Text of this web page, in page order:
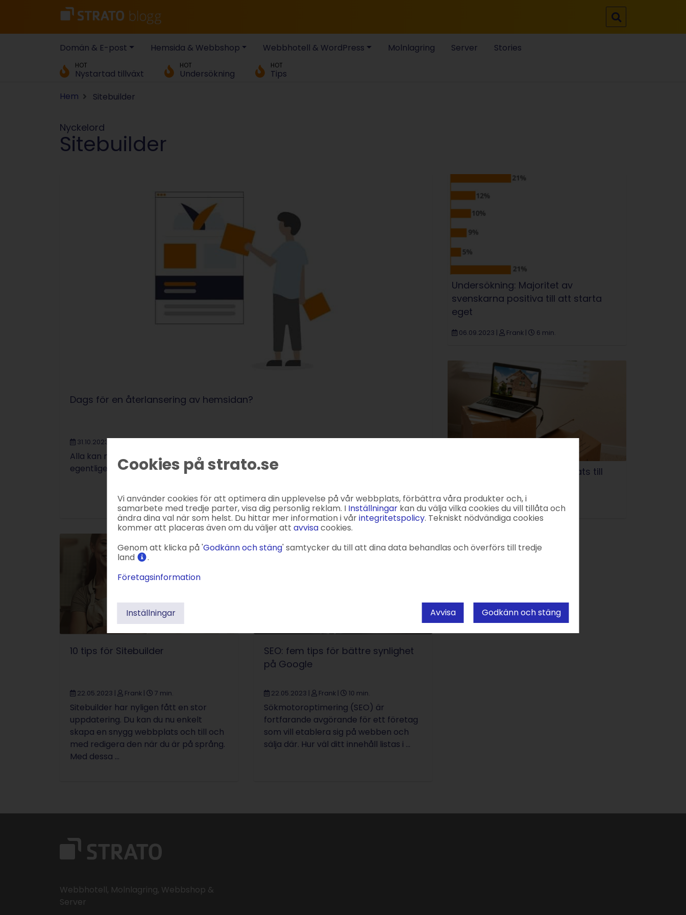
Domän & E-post Hemsida & Webbshop Webbhotell & WordPress Molnlagring Server Stories
HOT
Nystartad tillväxt
HOT
Undersökning
HOT
Tips
Hem
Sitebuilder
Nyckelord
Sitebuilder
Dags för en återlansering av hemsidan?
31.10.2023
Alla kan må bra av lite förnyelse ibland - det gäller även webbplatser. Men när är det
egentligen dags att designa om och lansera sin hemsida på nytt? I den ...
Undersökning: Majoritet av
svenskarna positiva till att starta
eget
06.09.2023 Frank 6 min.
Så här flyttar du en webbplats till
06.06.2023| Frank | 5 min.
10 tips för Sitebuilder
22.05.2023 Frank 7 min.
Sitebuilder har nyligen fått en stor
uppdatering. Du kan du nu enkelt
skapa en snygg webbplats och till och
med redigera den när du är på språng.
Med dessa ...
SEO: fem tips för bättre synlighet
på Google
22.05.2023 Frank 10 min.
Sökmotoroptimering (SEO) är
fortfarande avgörande för ett företag
som vill etablera sig på webben och
sälja där. Hur väl ditt innehåll listas i ...
Webbhotell, Molnlagring, Webbshop &
Server
Cookies på strato.se
Vi använder cookies för att optimera din upplevelse på vår webbplats, förbättra våra produkter och, i
samarbete med tredje parter, visa dig personlig reklam. I Inställningarkan du välja vilka cookies du vill tillåta och
ändra dina val när som helst. Du hittar mer information i vårintegritetspolicy. Tekniskt nödvändiga cookies
kommer att placeras även om du väljer att avvisacookies.
Genom att klicka på 'Godkänn och stäng' samtycker du till att dina data behandlas och överförs till tredje
land
.
Företagsinformation
Inställningar Avvisa Godkänn och stäng